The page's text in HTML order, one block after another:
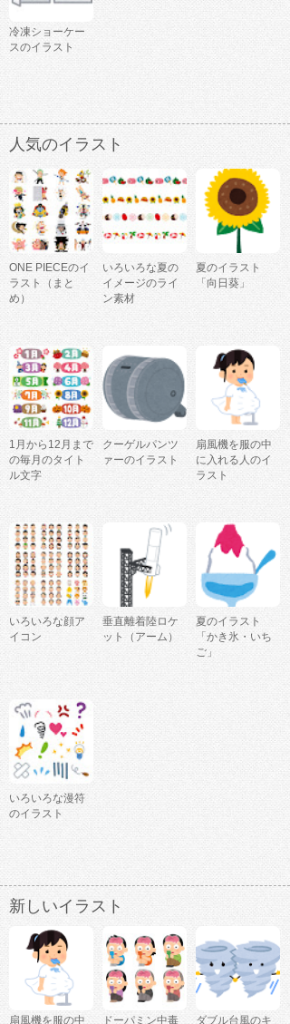
冷凍ショーケー
スのイラスト
人気のイラスト
ONE PIECEのイ
ラスト（まと
め）
いろいろな夏の
イメージのライ
ン素材
夏のイラスト
「向日葵」
1月から12月まで
の毎月のタイト
ル文字
クーゲルパンツ
ァーのイラスト
扇風機を服の中
に入れる人のイ
ラスト
いろいろな顔ア
イコン
垂直離着陸ロケ
ット（アーム）
夏のイラスト
「かき氷・いち
ご」
いろいろな漫符
のイラスト
新しいイラスト
扇風機を服の中 ドーパミン中毒 ダブル台風のキ